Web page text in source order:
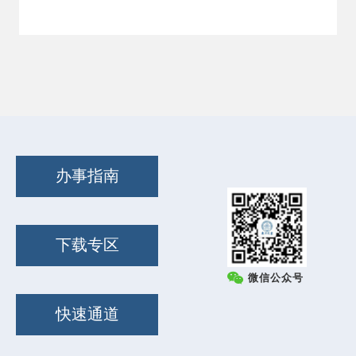
办事指南
下载专区
快速通道
微信公众号